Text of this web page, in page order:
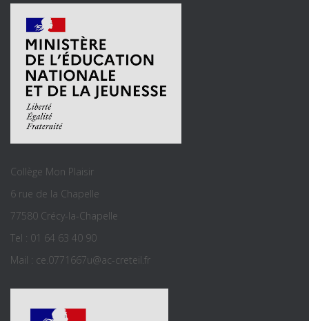
Collège Mon Plaisir
6 rue de la Chapelle
77580 Crécy-la-Chapelle
Tel : 01 64 63 40 90
Mail : ce.0771667u@ac-creteil.fr